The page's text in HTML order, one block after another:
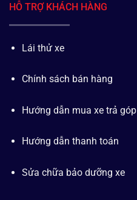
HỖ TRỢ KHÁCH HÀNG
Lái thử xe
Chính sách bán hàng
Hướng dẫn mua xe trả góp
Hướng dẫn thanh toán
Sửa chữa bảo dưỡng xe